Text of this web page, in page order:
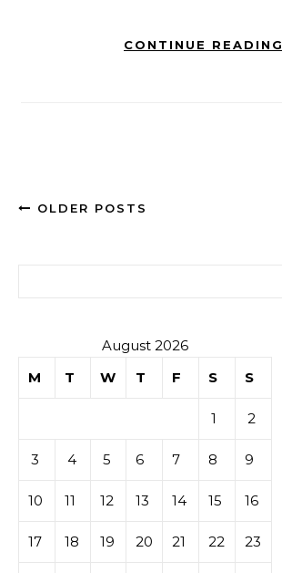
CONTINUE READING
OLDER POSTS
August 2026
M
T W T F S S
1 2
3 4 5 6 7 8 9
10 11 12 13 14 15 16
17 18 19 20 21 22 23